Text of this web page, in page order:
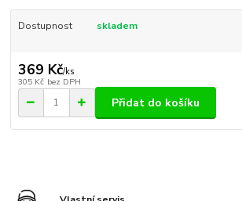
Dostupnost skladem
369 Kč/ks
305 Kč bez DPH
Přidat do košíku